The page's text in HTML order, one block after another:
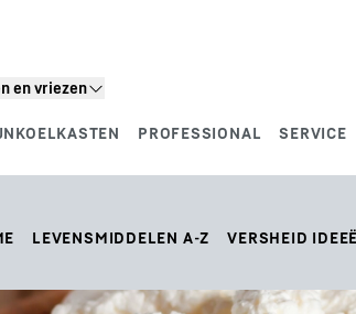
en vriezen
PROFESSIONAL SERVICE
LEVENSMIDDELEN A-Z VERSHEID